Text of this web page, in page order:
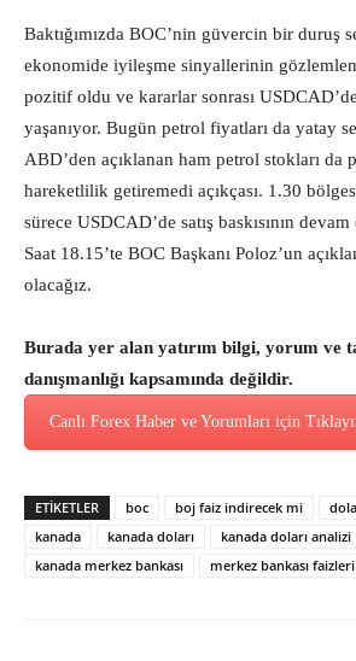
Baktığımızda BOC’nin güvercin bir duruş
ekonomide iyileşme sinyallerinin
pozitif oldu ve kararlar sonrası
yaşanıyor. Bugün petrol fiyatları da yatay
ABD’den açıklanan ham petrol stokları da
hareketlilik getiremedi açıkçası. 1.30 bölgesi
sürece USDCAD’de satış baskısının
Saat 18.15’te BOC Başkanı Poloz’un
olacağız.
Burada yer alan yatırım bilgi, yorum ve
danışmanlığı kapsamında değildir.
Canlı Forex Haber ve Yorumları için
ETİKETLER boc boj faiz indirecek mi
kanada
kanada doları
kanada doları analizi
kanada merkez bankası
merkez bankası faizleri